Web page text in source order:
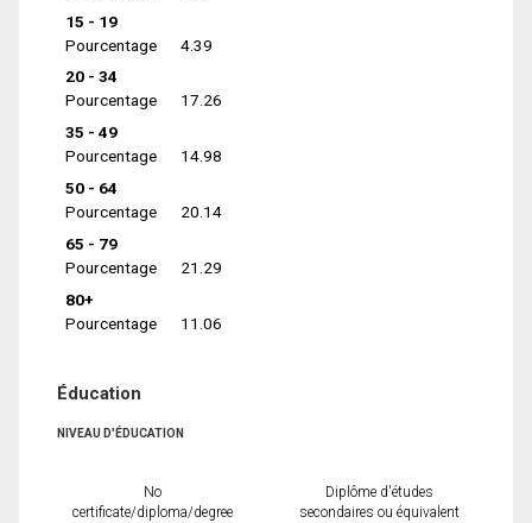
15 - 19
Pourcentage
4.39
20 - 34
Pourcentage
17.26
35 - 49
Pourcentage
14.98
50 - 64
Pourcentage
20.14
65 - 79
Pourcentage
21.29
80+
Pourcentage
11.06
Éducation
NIVEAU D'ÉDUCATION
No
certificate/diploma/degree
Diplôme d'études
secondaires ou équivalent